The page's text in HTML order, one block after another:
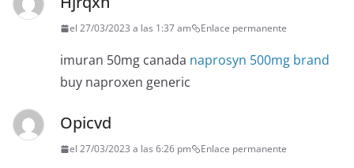
el 27/03/2023 a las 1:37 am Enlace permanente
imuran 50mg canada naprosyn 500mg brand
buy naproxen generic
Opicvd
el 27/03/2023 a las 6:26 pm Enlace permanente